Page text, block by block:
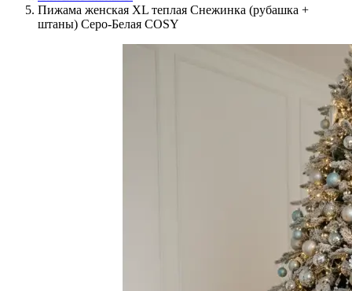
Пижама женская XL теплая Снежинка (рубашка +
штаны) Серо-Белая COSY